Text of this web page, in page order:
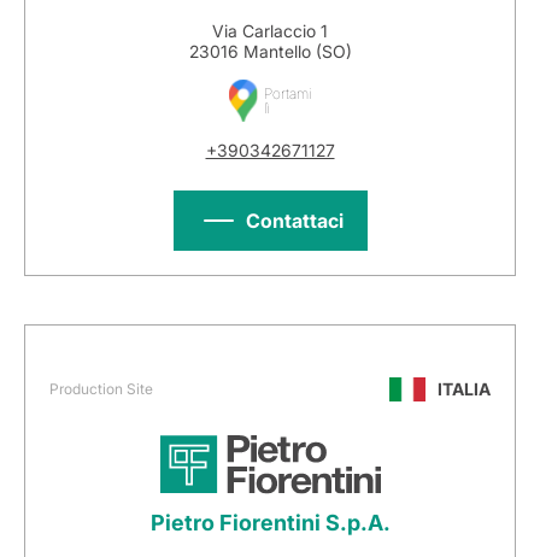
Via Carlaccio 1
23016 Mantello (SO)
Portami
lì
+390342671127
Contattaci
Production Site ITALIA
Pietro Fiorentini S.p.A.